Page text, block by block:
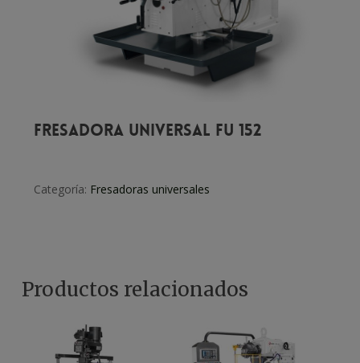
Fresadora universal FU 152
Categoría: Fresadoras universales
Productos relacionados